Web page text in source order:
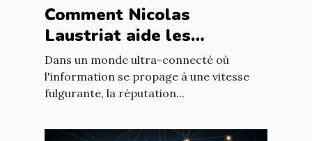
Comment Nicolas
Laustriat aide les
entreprises à améliorer
leur e-réputation
Dans un monde ultra-connecté où
l'information se propage à une vitesse
fulgurante, la réputation...